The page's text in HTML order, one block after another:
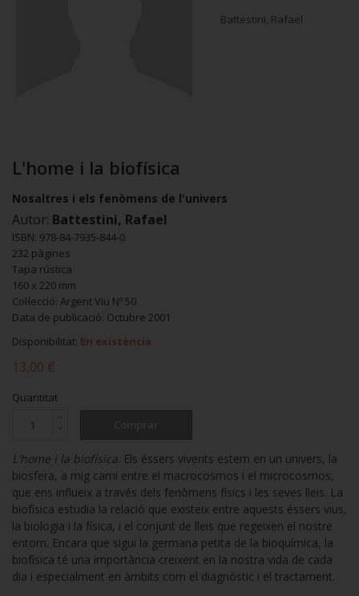
Battestini, Rafael
L'home i la biofísica
Nosaltres i els fenòmens de l'univers
Autor: Battestini, Rafael
ISBN: 978-84-7935-844-0
232 pàgines
Tapa rústica
160 x 220 mm
Col·lecció: Argent Viu Nº 50
Data de publicació: Octubre 2001
Disponibilitat: En existència
13,00 €
Quantitat
L'home i la biofísica. Els éssers vivents estem en un univers, la
biosfera, a mig camí entre el macrocosmos i el microcosmos,
que ens influeix a través dels fenòmens físics i les seves lleis. La
biofísica estudia la relació que existeix entre aquests éssers vius,
la biologia i la física, i el conjunt de lleis que regeixen el nostre
entorn. Encara que sigui la germana petita de la bioquímica, la
biofísica té una importància creixent en la nostra vida de cada
dia i especialment en àmbits com el diagnòstic i el tractament.